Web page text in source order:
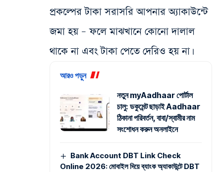
প্রকল্পের টাকা সরাসরি আপনার অ্যাকাউন্টে
জমা হয় – ফলে মাঝখানে কোনো দালাল
থাকে না এবং টাকা পেতে দেরিও হয় না।
আরও পড়ুন
নতুন myAadhaar পোর্টাল
চালু: ডকুমেন্ট ছাড়াই Aadhaar
ঠিকানা পরিবর্তন, বাবা/স্বামীর নাম
সংশোধন করুন অনলাইনে
Bank Account DBT Link Check
Online 2026: মোবাইল দিয়ে ব্যাংক অ্যাকাউন্টে DBT